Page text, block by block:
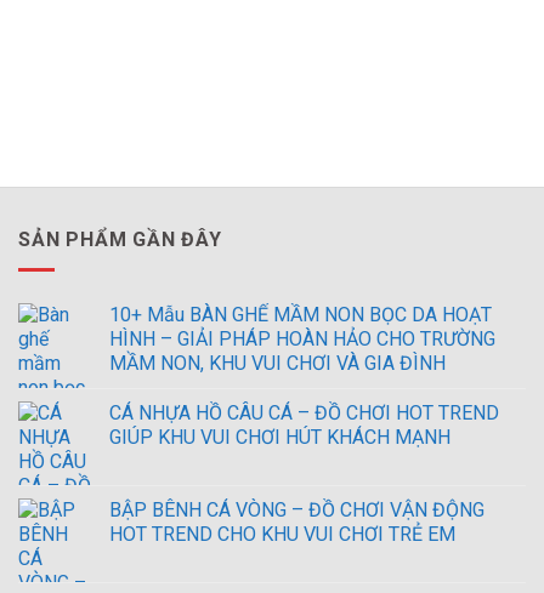
SẢN PHẨM GẦN ĐÂY
10+ Mẫu BÀN GHẾ MẦM NON BỌC DA HOẠT
HÌNH – GIẢI PHÁP HOÀN HẢO CHO TRƯỜNG
MẦM NON, KHU VUI CHƠI VÀ GIA ĐÌNH
CÁ NHỰA HỒ CÂU CÁ – ĐỒ CHƠI HOT TREND
GIÚP KHU VUI CHƠI HÚT KHÁCH MẠNH
BẬP BÊNH CÁ VÒNG – ĐỒ CHƠI VẬN ĐỘNG
HOT TREND CHO KHU VUI CHƠI TRẺ EM